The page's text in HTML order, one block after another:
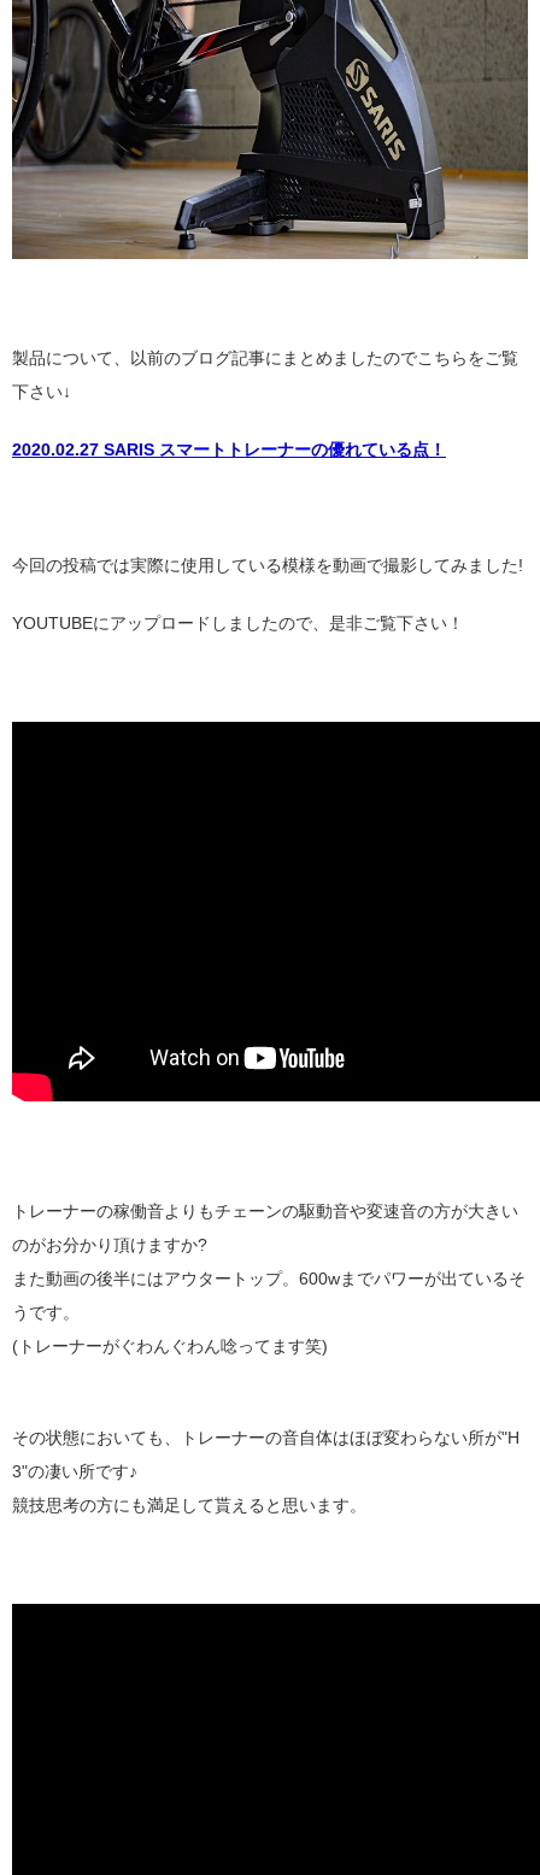
製品について、以前のブログ記事にまとめましたのでこちらをご覧
下さい↓
2020.02.27 SARIS スマートトレーナーの優れている点！
今回の投稿では実際に使用している模様を動画で撮影してみました!
YOUTUBEにアップロードしましたので、是非ご覧下さい！
トレーナーの稼働音よりもチェーンの駆動音や変速音の方が大きい
のがお分かり頂けますか?
また動画の後半にはアウタートップ。600wまでパワーが出ているそ
うです。
(トレーナーがぐわんぐわん唸ってます笑)
その状態においても、トレーナーの音自体はほぼ変わらない所が"H
3"の凄い所です♪
競技思考の方にも満足して貰えると思います。